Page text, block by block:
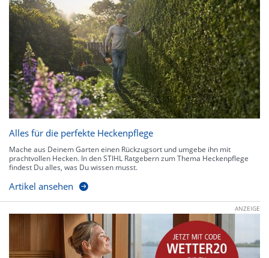
Alles für die perfekte Heckenpflege
Mache aus Deinem Garten einen Rückzugsort und umgebe ihn mit
prachtvollen Hecken. In den STIHL Ratgebern zum Thema Heckenpflege
findest Du alles, was Du wissen musst.
Artikel ansehen
ANZEIGE